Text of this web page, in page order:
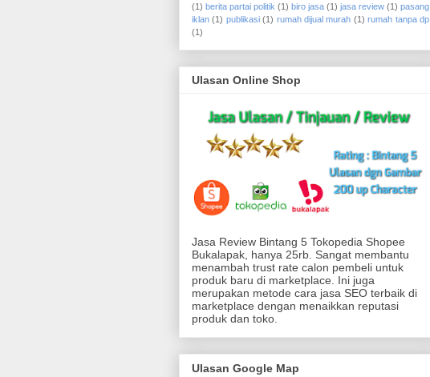
(1) berita partai politik (1) biro jasa (1) jasa review (1) pasang
iklan (1) publikasi (1) rumah dijual murah (1) rumah tanpa dp
(1)
Ulasan Online Shop
Jasa Review Bintang 5 Tokopedia Shopee
Bukalapak, hanya 25rb. Sangat membantu
menambah trust rate calon pembeli untuk
produk baru di marketplace. Ini juga
merupakan metode cara jasa SEO terbaik di
marketplace dengan menaikkan reputasi
produk dan toko.
Ulasan Google Map